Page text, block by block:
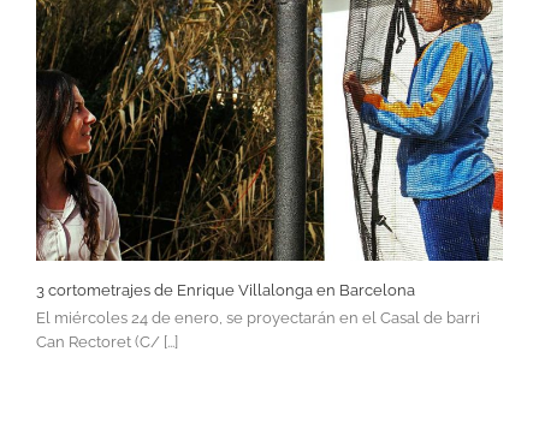
3 cortometrajes de Enrique Villalonga en Barcelona
El miércoles 24 de enero, se proyectarán en el Casal de barri
Can Rectoret (C/ [...]